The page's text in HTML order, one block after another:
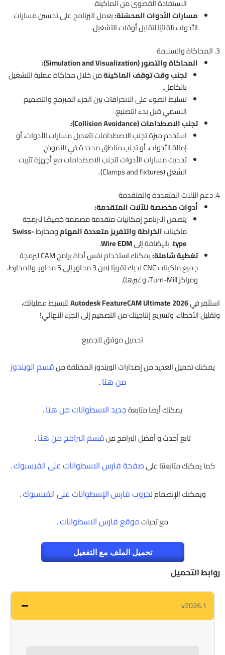
الاستفادة القصوى من الماكينة.
مسارات الأدوات المحسّنة:يعمل البرنامج على تحسين مسارات
الأدوات تلقائيًا لتقليل أوقات التشغيل.
3. المحاكاة والسلامة
المحاكاة والتصور (Simulation and Visualization):
تجنب وقت توقف الماكينةمن خلال محاكاة عملية التشغيل
بالكامل.
تسليط الضوء على الانحرافات بين الجزء المبرمج والتصميم
الاسمي قبل بدء التصنيع.
تجنب الاصطدامات (Collision Avoidance):
استخدم ميزة تجنب الاصطدامات لتعديل مسارات الأدوات، أو
إمالة الأدوات، أو تجنب مناطق محددة في النموذج.
تحديث مسارات الأدوات لتجنب الاصطدامات مع أجهزة تثبيت
الشغل (Clamps and fixtures).
4. دعم الآلات المتعددة والمتقدمة
أدوات مخصصة للآلات المتقدمة:
يتضمن البرنامج إمكانيات متقدمة مصممة خصيصًا لبرمجة
ماكيناتالخراطة والتفريز متعددة المهامومخارطSwiss-
type، بالإضافة إلىWire EDM
.
تغطية شاملة:
يمكنك استخدام نفس أداة برامج CAM لبرمجة
جميع ماكينات CNC لديك تقريبًا (من 3 محاور إلى 5 محاور، والمخارط،
ومراكز Turn-Mill، وغيرها).
استثمر فيAutodesk FeatureCAM Ultimate 2026لتبسيط عملياتك،
وتقليل الأخطاء، وتسريع إنتاجيتك من التصميم إلى الجزء النهائي!
تحميل موفق للجميع
يمكنك تحميل العديد من إصدارات الويندوز المختلفة منقسم الويندوز
من هنا.
يمكنك أيضا متابعةجديد الاسطوانات من هنا.
تابع أحدث و أفضل البرامج منقسم البرامج من هنا.
كما يمكنك متابعتنا علىصفحة فارس الاسطوانات على الفيسبوك.
ويمكنك الإنضمام لجروب فارس الإسطوانات على الفيسبوك.
مع تحياتموقع فارس الاسطوانات.
تحميل الملف مع التفعيل
روابط التحميل
v2026.1